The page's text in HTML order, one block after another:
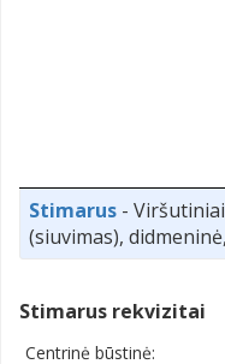
Stimarus -
(siuvimas),
Stimarus rekvizitai
Centrinė būstinė: